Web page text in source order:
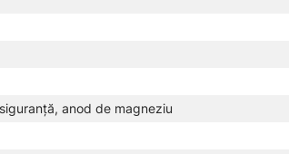
anod de magneziu